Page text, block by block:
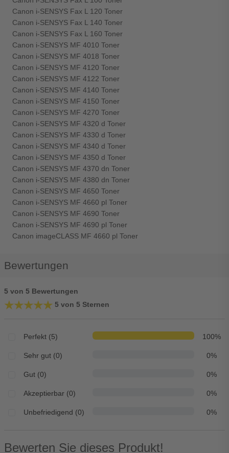
Canon i-SENSYS Fax L 120 Toner
Canon i-SENSYS Fax L 140 Toner
Canon i-SENSYS Fax L 160 Toner
Canon i-SENSYS MF 4010 Toner
Canon i-SENSYS MF 4018 Toner
Canon i-SENSYS MF 4120 Toner
Canon i-SENSYS MF 4122 Toner
Canon i-SENSYS MF 4140 Toner
Canon i-SENSYS MF 4150 Toner
Canon i-SENSYS MF 4270 Toner
Canon i-SENSYS MF 4320 d Toner
Canon i-SENSYS MF 4330 d Toner
Canon i-SENSYS MF 4340 d Toner
Canon i-SENSYS MF 4350 d Toner
Canon i-SENSYS MF 4370 dn Toner
Canon i-SENSYS MF 4380 dn Toner
Canon i-SENSYS MF 4650 Toner
Canon i-SENSYS MF 4660 pl Toner
Canon i-SENSYS MF 4690 Toner
Canon i-SENSYS MF 4690 pl Toner
Canon imageCLASS MF 4660 pl Toner
Bewertungen
5 von 5 Bewertungen
★★★★★
★★★★★ 5 von 5 Sternen
Perfekt (5) 100%
Sehr gut (0) 0%
Gut (0) 0%
Akzeptierbar (0) 0%
Unbefriedigend (0) 0%
Bewerten Sie dieses Produkt!